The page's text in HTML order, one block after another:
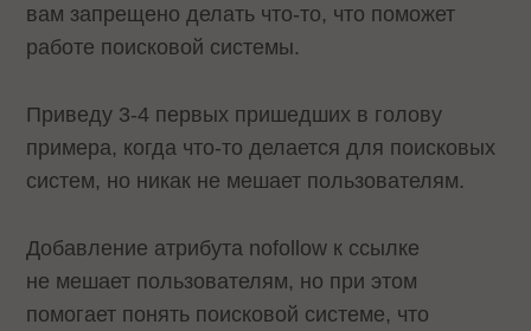
вам запрещено делать что-то, что поможет
работе поисковой системы.
Приведу 3-4 первых пришедших в голову
примера, когда что-то делается для поисковых
систем, но никак не мешает пользователям.
Добавление атрибута nofollow к ссылке
не мешает пользователям, но при этом
помогает понять поисковой системе, что